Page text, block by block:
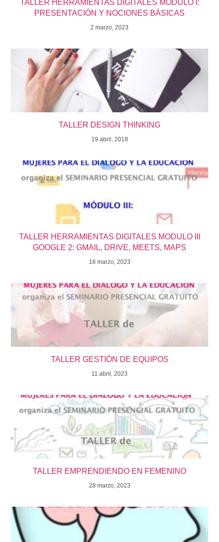
TALLER HERRAMIENTAS DIGITALES MODULO I:
PRESENTACIÓN Y NOCIONES BÁSICAS
2 marzo, 2023
TALLER DESIGN THINKING
19 abril, 2018
TALLER HERRAMIENTAS DIGITALES MODULO III
GOOGLE 2: GMAIL, DRIVE, MEETS, MAPS
16 marzo, 2023
TALLER GESTIÓN DE EQUIPOS
11 abril, 2023
TALLER EMPRENDIENDO EN FEMENINO
28 marzo, 2023